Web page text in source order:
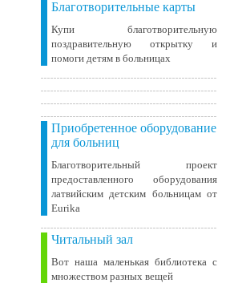
Благотворительные карты
Купи благотворительную
поздравительную открытку и
помоги детям в больницах
Приобретенное оборудование
для больниц
Благотворительный проект
предоставленного оборудования
латвийским детским больницам от
Eurika
Читальный зал
Вот наша маленькая библиотека c
множеством разных вещей